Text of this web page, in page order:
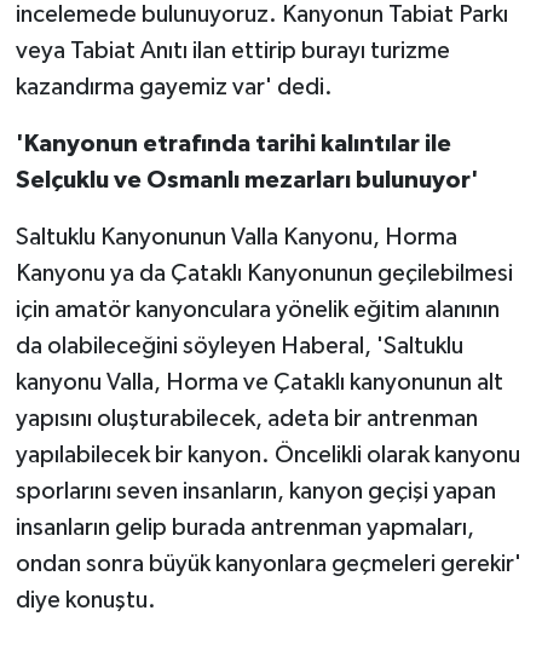
incelemede bulunuyoruz. Kanyonun Tabiat Parkı
veya Tabiat Anıtı ilan ettirip burayı turizme
kazandırma gayemiz var' dedi.
'Kanyonun etrafında tarihi kalıntılar ile
Selçuklu ve Osmanlı mezarları bulunuyor'
Saltuklu Kanyonunun Valla Kanyonu, Horma
Kanyonu ya da Çataklı Kanyonunun geçilebilmesi
için amatör kanyonculara yönelik eğitim alanının
da olabileceğini söyleyen Haberal, 'Saltuklu
kanyonu Valla, Horma ve Çataklı kanyonunun alt
yapısını oluşturabilecek, adeta bir antrenman
yapılabilecek bir kanyon. Öncelikli olarak kanyonu
sporlarını seven insanların, kanyon geçişi yapan
insanların gelip burada antrenman yapmaları,
ondan sonra büyük kanyonlara geçmeleri gerekir'
diye konuştu.